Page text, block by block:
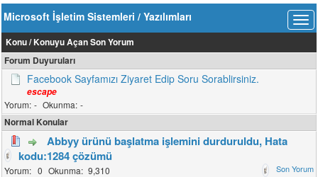
Microsoft İşletim Sistemleri / Yazılımları
Konu/Konuyu AçanSon Yorum
Forum Duyuruları
Facebook Sayfamızı Ziyaret Edip Soru Sorablirsiniz.
escape
-
-
Normal Konular
Abbyy ürünü başlatma işlemini durduruldu, Hata
kodu:1284 çözümü
0 9,310